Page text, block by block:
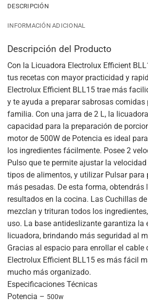
DESCRIPCIÓN
INFORMACIÓN ADICIONAL
Descripción del Producto
Con la Licuadora Electrolux Efficient
tus recetas con mayor practicidad y
Electrolux Efficient BLL15 trae más
y te ayuda a preparar sabrosas comidas
familia. Con una jarra de 2 L, la
capacidad para la preparación de
motor de 500W de Potencia es ideal
los ingredientes fácilmente. Posee 2
Pulso que te permite ajustar la
tipos de alimentos, y utilizar Pulsar para
más pesadas. De esta forma, obtendrás
resultados en la cocina. Las Cuchillas
mezclan y trituran todos los
uso. La base antideslizante garantiza la
licuadora, brindando más seguridad al
Gracias al espacio para enrollar el cable
Electrolux Efficient BLL15 es más fácil
mucho más organizado.
Especificaciones Técnicas
Potencia – 500w